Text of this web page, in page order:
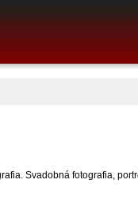
Svadobná fotografia,